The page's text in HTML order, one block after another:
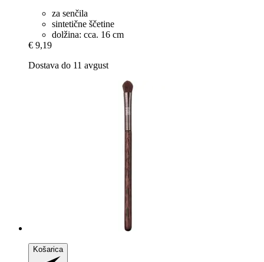
za senčila
sintetične ščetine
dolžina: cca. 16 cm
€ 9,19
Dostava do 11 avgust
Košarica